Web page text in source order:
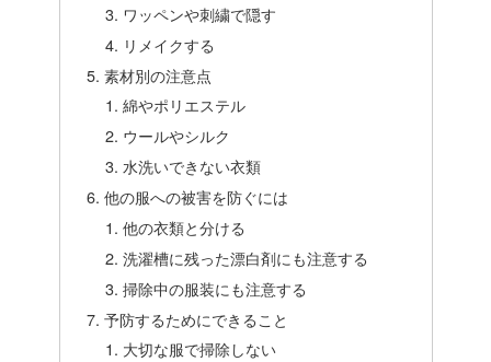
ワッペンや刺繍で隠す
リメイクする
素材別の注意点
綿やポリエステル
ウールやシルク
水洗いできない衣類
他の服への被害を防ぐには
他の衣類と分ける
洗濯槽に残った漂白剤にも注意する
掃除中の服装にも注意する
予防するためにできること
大切な服で掃除しない